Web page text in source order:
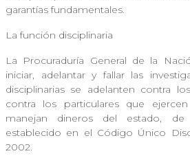
garantías fundamentales.
La función disciplinaria
La Procuraduría General de la
iniciar, adelantar y fallar las
disciplinarias se adelanten contra
contra los particulares que
manejan dineros del estado,
establecido en el Código Único
2002.